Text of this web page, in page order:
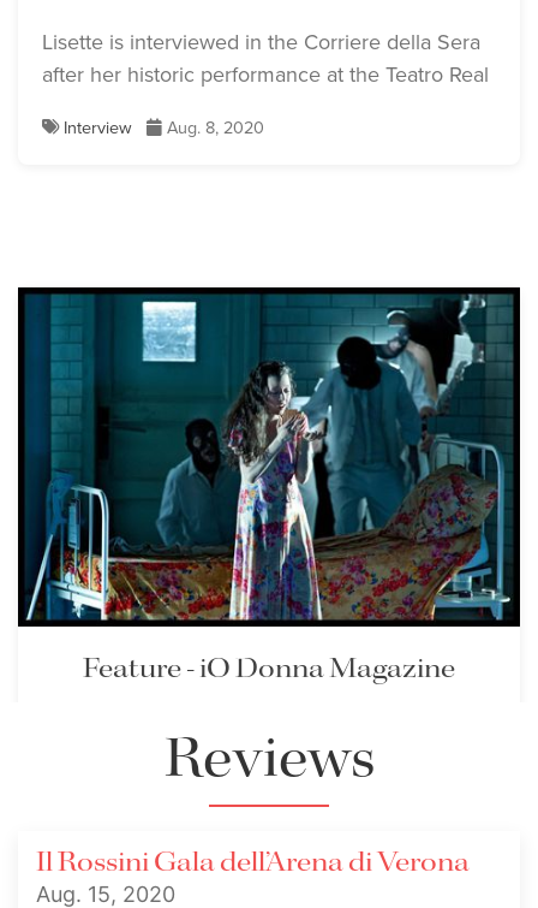
Lisette is interviewed in the Corriere della Sera
after her historic performance at the Teatro Real
Interview Aug. 8, 2020
Feature - iO Donna Magazine
Aug. 1, 2020
Reviews
Il Rossini Gala dell’Arena di Verona
Aug. 15, 2020